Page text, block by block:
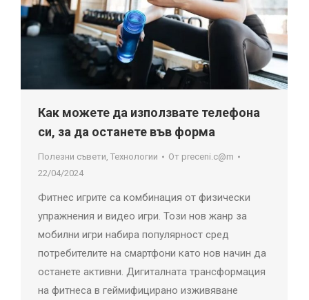
Как можете да използвате телефона
си, за да останете във форма
Полезни съвети, Технологии От preceni.c@m
22/04/2024
Фитнес игрите са комбинация от физически
упражнения и видео игри. Този нов жанр за
мобилни игри набира популярност сред
потребителите на смартфони като нов начин да
останете активни. Дигиталната трансформация
на фитнеса в геймифицирано изживяване